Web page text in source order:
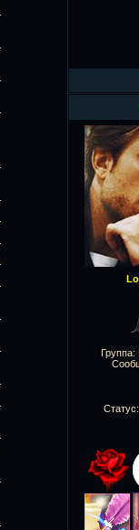
Статус: